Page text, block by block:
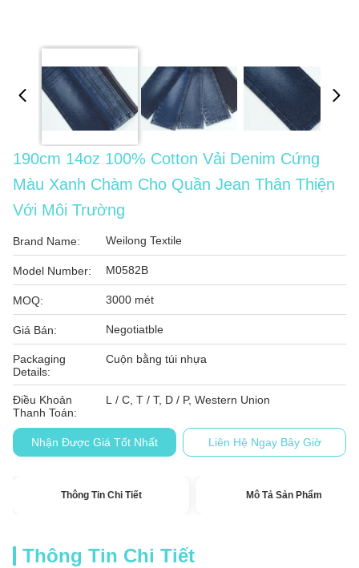
190cm 14oz 100% Cotton Vải Denim Cứng
Màu Xanh Chàm Cho Quần Jean Thân Thiện
Với Môi Trường
Brand Name: Weilong Textile
Model Number: M0582B
MOQ: 3000 mét
Giá Bán: Negotiatble
Packaging
Details:
Cuộn bằng túi nhựa
Điều Khoản
Thanh Toán:
L / C, T / T, D / P, Western Union
Nhận Được Giá Tốt Nhất Liên Hệ Ngay Bây Giờ
Thông Tin Chi Tiết Mô Tả Sản Phẩm
Thông Tin Chi Tiết